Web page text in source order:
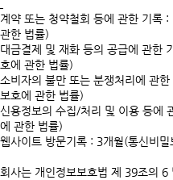
계약 또는 청약철회 등에 관한 기록
관한 법률)
대금결제 및 재화 등의 공급에 관한
호에 관한 법률)
소비자의 불만 또는 분쟁처리에 관
보호에 관한 법률)
신용정보의 수집/처리 및 이용 등에
에 관한 법률)
웹사이트 방문기록 : 3개월(통신비밀
회사는 개인정보보호법 제 39조의